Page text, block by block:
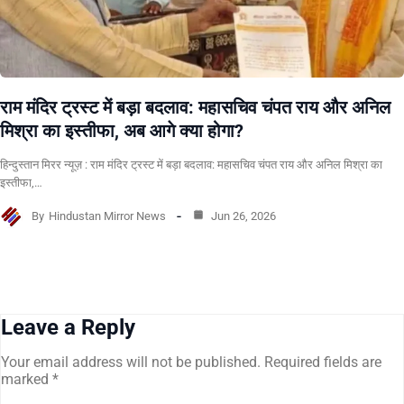
राम मंदिर ट्रस्ट में बड़ा बदलाव: महासचिव चंपत राय और अनिल
मिश्रा का इस्तीफा, अब आगे क्या होगा?
हिन्दुस्तान मिरर न्यूज़ : राम मंदिर ट्रस्ट में बड़ा बदलाव: महासचिव चंपत राय और अनिल मिश्रा का
इस्तीफा,…
By Hindustan Mirror News Jun 26, 2026
Leave a Reply
Your email address will not be published. Required fields are
marked *